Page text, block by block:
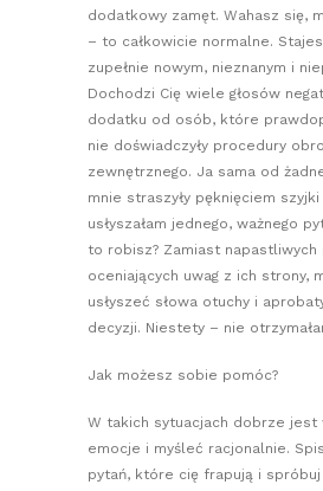
dodatkowy zamęt. Wahasz się,
– to całkowicie normalne.
zupełnie nowym, nieznanym i
Dochodzi Cię wiele głosów
dodatku od osób, które
nie doświadczyły procedury
zewnętrznego. Ja sama od
mnie straszyły pęknięciem szyjki
usłyszałam jednego, ważnego
to robisz? Zamiast napastliwych
oceniających uwag z ich strony,
usłyszeć słowa otuchy i
decyzji. Niestety – nie
Jak możesz sobie pomóc?
W takich sytuacjach dobrze jest
emocje i myśleć racjonalnie.
pytań, które cię frapują i spróbuj